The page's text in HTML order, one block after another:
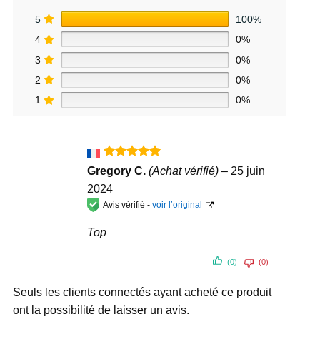
5
100%
4
0%
3
0%
2
0%
1
0%
Note 5sur
5
Gregory C.(Achat vérifié) – 25 juin
2024
Avis vérifié -voir l’original
Top
(0) (0)
Seuls les clients connectés ayant acheté ce produit
ont la possibilité de laisser un avis.